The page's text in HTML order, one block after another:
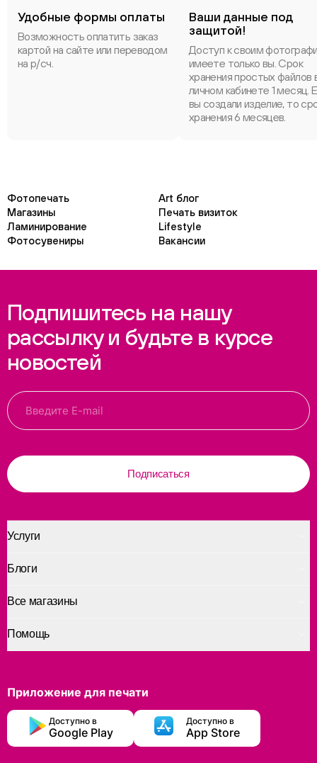
Удобные формы оплаты
Возможность оплатить заказ
картой на сайте или переводом
на р/сч.
Ваши данные под
защитой!
Доступ к своим
имеете только вы. Срок
хранения простых файлов
личном кабинете 1 месяц.
вы создали изделие, то
хранения 6 месяцев.
Фотопечать
Art блог
Магазины
Печать визиток
Ламинирование
Lifestyle
Фотосувениры
Вакансии
Подпишитесь на нашу
рассылку и будьте в курсе
новостей
Подписаться
Услуги
Помощь
Блоги
Все магазины
Приложение для печати
Доступно в
Google Play
Доступно в
App Store